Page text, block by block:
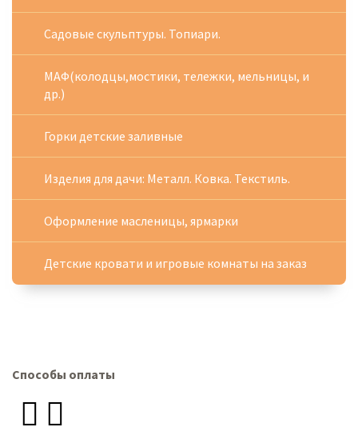
Садовые скульптуры. Топиари.
МАФ(колодцы,мостики, тележки, мельницы, и
др.)
Горки детские заливные
Изделия для дачи: Металл. Ковка. Текстиль.
Оформление масленицы, ярмарки
Детские кровати и игровые комнаты на заказ
Способы оплаты